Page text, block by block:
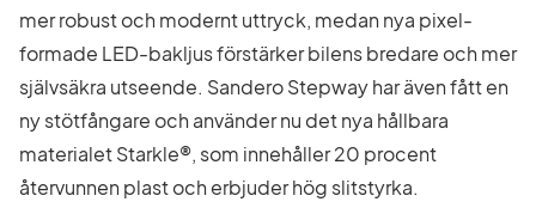
mer robust och modernt uttryck, medan nya pixel-
formade LED-bakljus förstärker bilens bredare och mer
självsäkra utseende. Sandero Stepway har även fått en
ny stötfångare och använder nu det nya hållbara
materialet Starkle®, som innehåller 20 procent
återvunnen plast och erbjuder hög slitstyrka.